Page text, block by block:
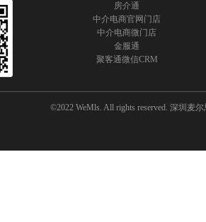
房介通
中介电商官网门店
中介电商微门店
金服通
聚客通微信CRM
©2022 WeMls. All rights reserved. 深圳麦尔